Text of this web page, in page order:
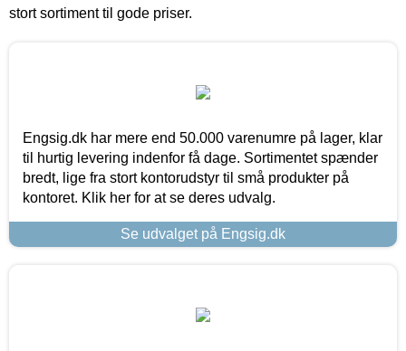
stort sortiment til gode priser.
Engsig.dk har mere end 50.000 varenumre på lager, klar
til hurtig levering indenfor få dage. Sortimentet spænder
bredt, lige fra stort kontorudstyr til små produkter på
kontoret. Klik her for at se deres udvalg.
Se udvalget på Engsig.dk